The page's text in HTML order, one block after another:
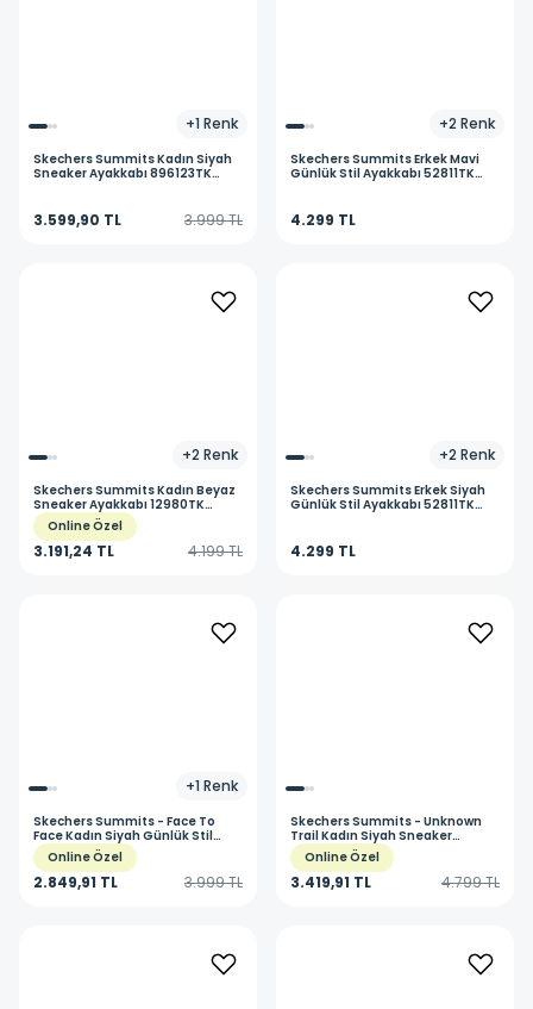
+1 Renk
SkechersSummits Kadın Siyah
Sneaker Ayakkabı 896123TK
3.599,90 TL 3.999 TL
+2 Renk
SkechersSummits Erkek Mavi
Günlük Stil Ayakkabı 52811TK
4.299 TL
+2 Renk
SkechersSummits Kadın Beyaz
Sneaker Ayakkabı 12980TK
WTRG
Online Özel
3.191,24 TL 4.199 TL
+2 Renk
SkechersSummits Erkek Siyah
Günlük Stil Ayakkabı 52811TK
4.299 TL
+1 Renk
SkechersSummits - Face To
Face Kadın Siyah Günlük Stil
Ayakkabı 88888316TK BBK
Online Özel
2.849,91 TL 3.999 TL
SkechersSummits - Unknown
Trail Kadın Siyah Sneaker
Ayakkabı 150254TK BBK
Online Özel
3.419,91 TL 4.799 TL